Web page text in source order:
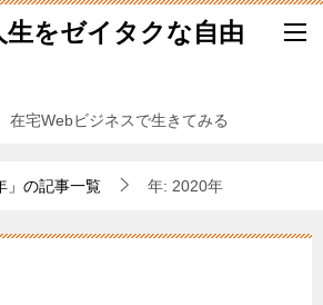
をゼイタクな自由
在宅Webビジネスで生きてみる
」の記事一覧 年: 2020年